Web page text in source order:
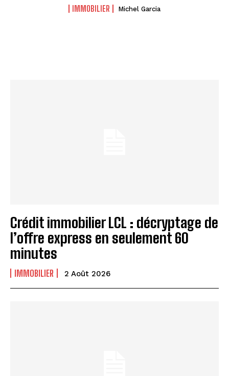
IMMOBILIER Michel Garcia
Crédit immobilier LCL : décryptage de
l’offre express en seulement 60
minutes
IMMOBILIER 2 Août 2026